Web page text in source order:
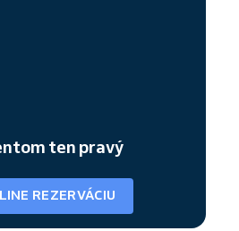
ten pravý
REZERVÁCIU